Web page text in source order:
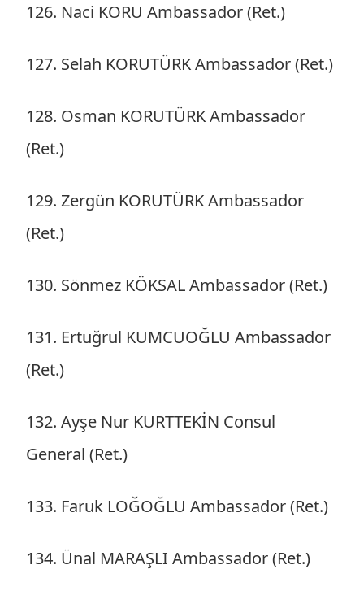
126. Naci KORU Ambassador (Ret.)
127. Selah KORUTÜRK Ambassador (Ret.)
128. Osman KORUTÜRK Ambassador
(Ret.)
129. Zergün KORUTÜRK Ambassador
(Ret.)
130. Sönmez KÖKSAL Ambassador (Ret.)
131. Ertuğrul KUMCUOĞLU Ambassador
(Ret.)
132. Ayşe Nur KURTTEKİN Consul
General (Ret.)
133. Faruk LOĞOĞLU Ambassador (Ret.)
134. Ünal MARAŞLI Ambassador (Ret.)